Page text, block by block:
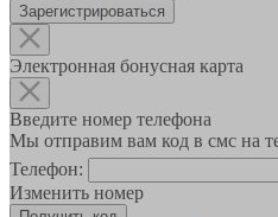
Зарегистрироваться
Электронная бонусная карта
Введите номер телефона
Мы отправим вам код в смс на
Телефон:
Изменить номер